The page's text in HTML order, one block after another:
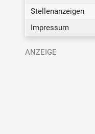
Stellenanzeigen
Impressum